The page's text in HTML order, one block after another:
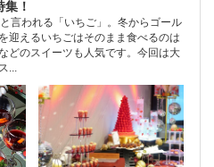
！
言われる「いちご」。冬からゴール
迎えるいちごはそのまま食べるのは
どのスイーツも人気です。今回は大
...